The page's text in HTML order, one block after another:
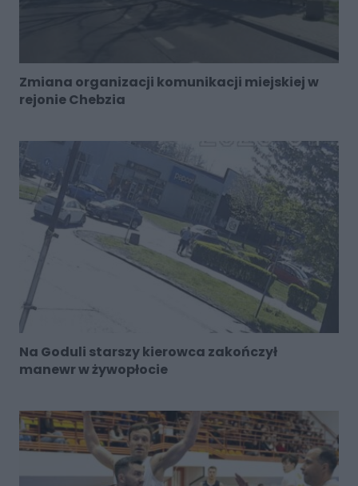
Zmiana organizacji komunikacji miejskiej w
rejonie Chebzia
Na Goduli starszy kierowca zakończył
manewr w żywopłocie